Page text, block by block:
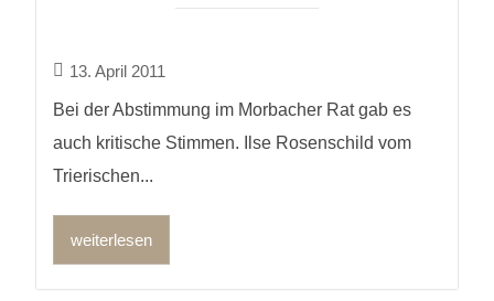
13. April 2011
Bei der Abstimmung im Morbacher Rat gab es
auch kritische Stimmen. Ilse Rosenschild vom
Trierischen...
weiterlesen